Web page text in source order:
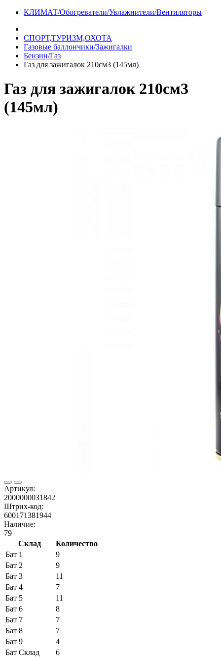
КЛИМАТ/Обогреватели/Увлажнители/Вентиляторы
СПОРТ,ТУРИЗМ,ОХОТА
Газовые баллончики/Зажигалки
Бензин/Газ
Газ для зажигалок 210см3 (145мл)
Газ для зажигалок 210см3
(145мл)
Артикул:
2000000031842
Штрих-код:
600171381944
Наличие:
79
Склад
Количество
Бат 1
9
Бат 2
9
Бат 3
11
Бат 4
7
Бат 5
11
Бат 6
8
Бат 7
7
Бат 8
7
Бат 9
4
Бат Склад
6